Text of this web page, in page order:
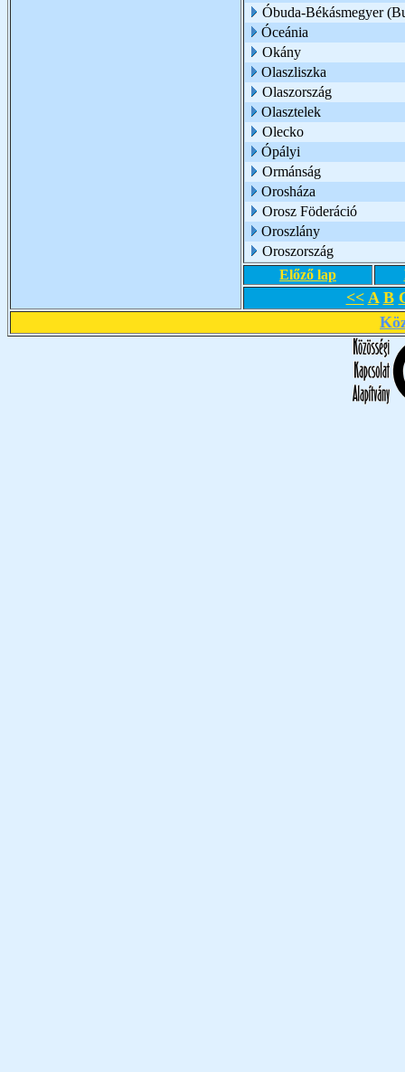
Óbuda-Békásmegyer
Óceánia
Okány
Olaszliszka
Olaszország
Olasztelek
Olecko
Ópályi
Ormánság
Orosháza
Orosz Föderáció
Oroszlány
Oroszország
Előző lap
<< A B